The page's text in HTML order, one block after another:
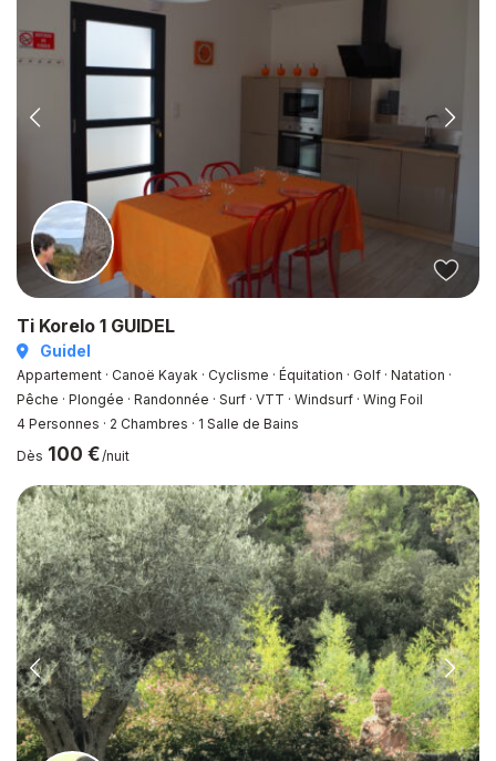
Ti Korelo 1 GUIDEL
Guidel
Appartement · Canoë Kayak · Cyclisme · Équitation · Golf · Natation ·
Pêche · Plongée · Randonnée · Surf · VTT · Windsurf · Wing Foil
4 Personnes · 2 Chambres · 1 Salle de Bains
Dès 100 €/nuit